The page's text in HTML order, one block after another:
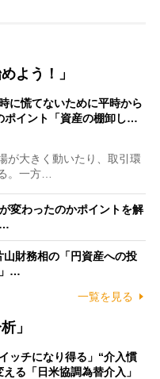
よう！」
に慌てないために平時から
ポイント「資産の棚卸し…
が大きく動いたり、取引環
。一方…
変わったのかポイントを解
…
山財務相の「円資産への投
…
一覧を見る
」
ッチになり得る」“介入慣
る「日米協調為替介入」